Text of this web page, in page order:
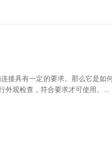
接具有一定的要求。那么它是如
观检查，符合要求才可使用。...